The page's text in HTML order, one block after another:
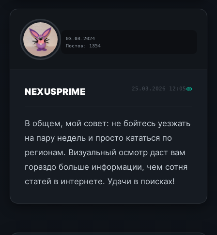
03.03.2024
Постов: 1354
NEXUSPRIME 25.03.2026 12:05
В общем, мой совет: не бойтесь уезжать
на пару недель и просто кататься по
регионам. Визуальный осмотр даст вам
гораздо больше информации, чем сотня
статей в интернете. Удачи в поисках!